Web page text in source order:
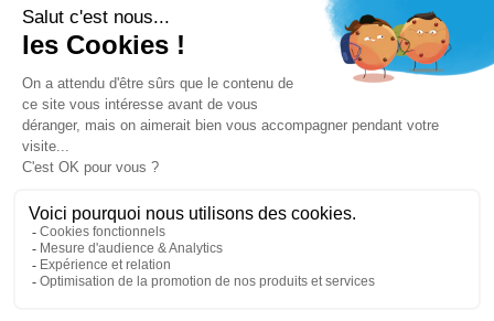
PACN81 0151800025 -
PACN82 0151400002
PACN87 0151800039
Vue